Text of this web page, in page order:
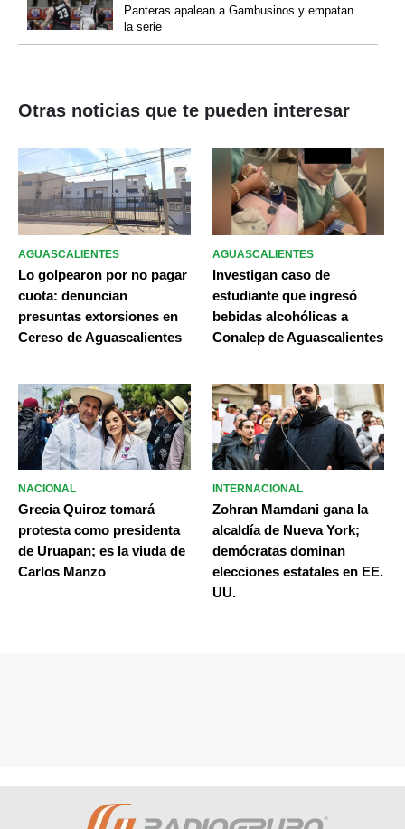
Panteras apalean a Gambusinos y empatan
la serie
Otras noticias que te pueden interesar
AGUASCALIENTES
Lo golpearon por no pagar
cuota: denuncian
presuntas extorsiones en
Cereso de Aguascalientes
AGUASCALIENTES
Investigan caso de
estudiante que ingresó
bebidas alcohólicas a
Conalep de Aguascalientes
NACIONAL
Grecia Quiroz tomará
protesta como presidenta
de Uruapan; es la viuda de
Carlos Manzo
INTERNACIONAL
Zohran Mamdani gana la
alcaldía de Nueva York;
demócratas dominan
elecciones estatales en EE.
UU.